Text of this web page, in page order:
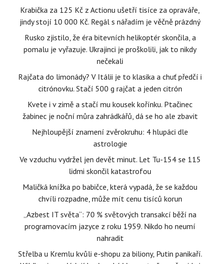
Krabička za 125 Kč z Actionu ušetří tisíce za opraváře,
jindy stojí 10 000 Kč. Regál s nářadím je věčně prázdný
Rusko zjistilo, že éra bitevních helikoptér skončila, a
pomalu je vyřazuje. Ukrajinci je proškolili, jak to nikdy
nečekali
Rajčata do limonády? V Itálii je to klasika a chuť předčí i
citrónovku. Stačí 500 g rajčat a jeden citrón
Kvete i v zimě a stačí mu kousek kořínku. Ptačinec
žabinec je noční můra zahrádkářů, dá se ho ale zbavit
Nejhloupější znamení zvěrokruhu: 4 hlupáci dle
astrologie
Ve vzduchu vydržel jen devět minut. Let Tu-154 se 115
lidmi skončil katastrofou
Maličká knížka po babičce, která vypadá, že se každou
chvíli rozpadne, může mít cenu tisíců korun
„Azbest IT světa“: 70 % světových transakcí běží na
programovacím jazyce z roku 1959. Nikdo ho neumí
nahradit
Střelba u Kremlu kvůli e-shopu za biliony, Putin panikaří.